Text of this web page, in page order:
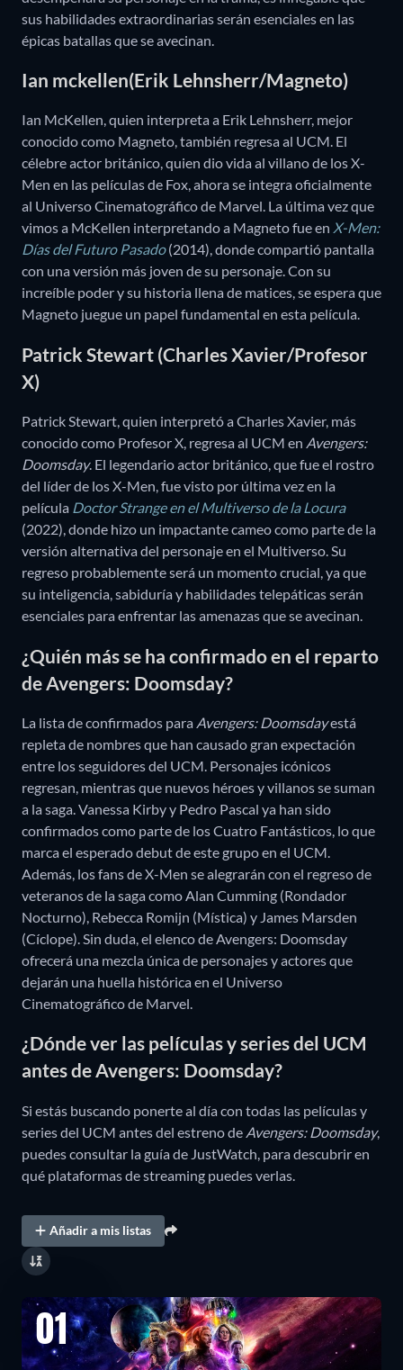
sus habilidades extraordinarias serán esenciales en las
épicas batallas que se avecinan.
Ian mckellen(Erik Lehnsherr/Magneto)
Ian McKellen, quien interpreta a Erik Lehnsherr, mejor
conocido como Magneto, también regresa al UCM. El
célebre actor británico, quien dio vida al villano de los X-
Men en las películas de Fox, ahora se integra oficialmente
al Universo Cinematográfico de Marvel. La última vez que
vimos a McKellen interpretando a Magneto fue en X-Men:
Días del Futuro Pasado(2014), donde compartió pantalla
con una versión más joven de su personaje. Con su
increíble poder y su historia llena de matices, se espera que
Magneto juegue un papel fundamental en esta película.
Patrick Stewart (Charles Xavier/Profesor
X)
Patrick Stewart, quien interpretó a Charles Xavier, más
conocido como Profesor X, regresa al UCM en Avengers:
Doomsday. El legendario actor británico, que fue el rostro
del líder de los X-Men, fue visto por última vez en la
película Doctor Strange en el Multiverso de la Locura
(2022), donde hizo un impactante cameo como parte de la
versión alternativa del personaje en el Multiverso. Su
regreso probablemente será un momento crucial, ya que
su inteligencia, sabiduría y habilidades telepáticas serán
esenciales para enfrentar las amenazas que se avecinan.
¿Quién más se ha confirmado en el reparto
de Avengers: Doomsday?
La lista de confirmados para Avengers: Doomsdayestá
repleta de nombres que han causado gran expectación
entre los seguidores del UCM. Personajes icónicos
regresan, mientras que nuevos héroes y villanos se suman
a la saga. Vanessa Kirby y Pedro Pascal ya han sido
confirmados como parte de los Cuatro Fantásticos, lo que
marca el esperado debut de este grupo en el UCM.
Además, los fans de X-Men se alegrarán con el regreso de
veteranos de la saga como Alan Cumming (Rondador
Nocturno), Rebecca Romijn (Mística) y James Marsden
(Cíclope). Sin duda, el elenco de Avengers: Doomsday
ofrecerá una mezcla única de personajes y actores que
dejarán una huella histórica en el Universo
Cinematográfico de Marvel.
¿Dónde ver las películas y series del UCM
antes de Avengers: Doomsday?
Si estás buscando ponerte al día con todas las películas y
series del UCM antes del estreno de Avengers: Doomsday,
puedes consultar la guía de JustWatch, para descubrir en
qué plataformas de streaming puedes verlas.
Añadir a mis listas
01